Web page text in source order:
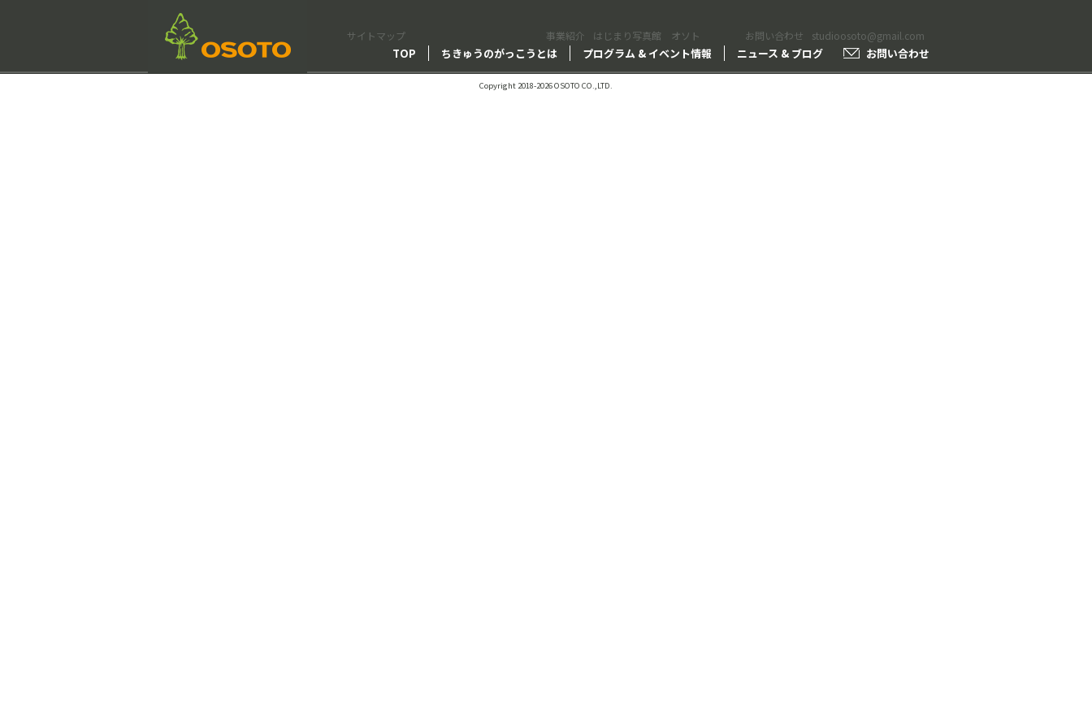
TOP ちきゅうのがっこうとは プログラム & イベント情報 ニュース & ブログ お問い合わせ
会社情報 サイトマップ 事業紹介 はじまり写真館 オソト お問い合わせ studioosoto@gmail.com
Copyright 2018-2026 OSOTO CO.,LTD.